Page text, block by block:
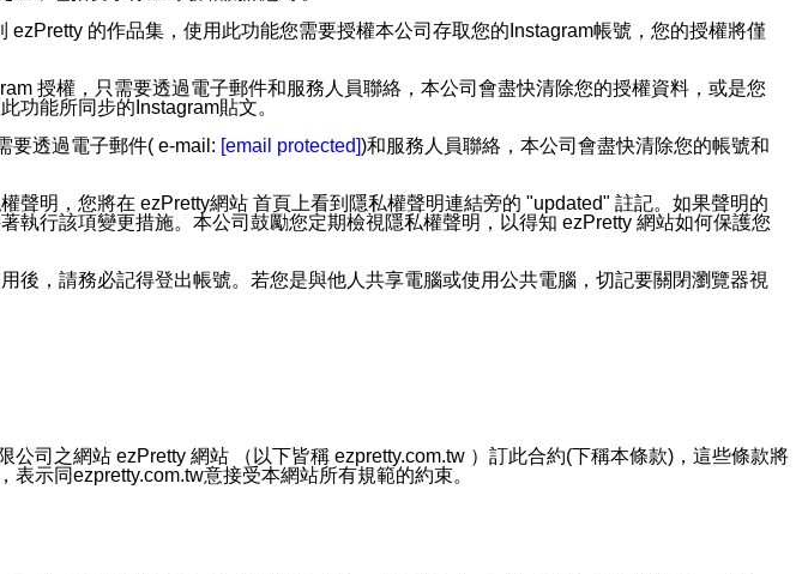
的作品集，使用此功能您需要授權本公司存取您的Instagram帳號，您的授權將僅
授權，只需要透過電子郵件和服務人員聯絡，本公司會盡快清除您的授權資料，或是您
功能所同步的Instagram貼文。
要透過電子郵件( e-mail: [email protected])和服務人員聯絡，本公司會盡快清除您的帳號和
明，您將在 ezPretty網站 首頁上看到隱私權聲明連結旁的 "updated" 註記。如果聲明的
行該項變更措施。本公司鼓勵您定期檢視隱私權聲明，以得知 ezPretty 網站如何保護您
，請務必記得登出帳號。若您是與他人共享電腦或使用公共電腦，切記要關閉瀏覽器視
通知型訊息。
被傳送。滿足以下三個條件者，將可收到通知型訊息。
司之網站 ezPretty 網站 （以下皆稱 ezpretty.com.tw ）訂此合約(下稱本條款)，這些條款將
示同ezpretty.com.tw意接受本網站所有規範的約束。